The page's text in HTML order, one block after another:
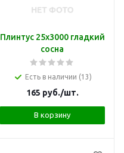
Плинтус 25х3000 гладкий
сосна
Есть в наличии (13)
165 руб./шт.
В корзину